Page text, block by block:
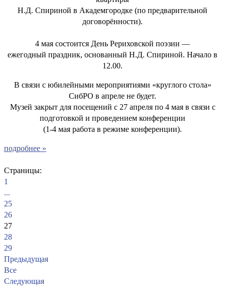
Н.Д. Спириной в Академгородке (по предварительной
договорённости).
4 мая состоится День Рериховской поэзии —
ежегодный праздник, основанный Н.Д. Спириной. Начало в
12.00.
В связи с юбилейными мероприятиями «круглого стола»
СибРО в апреле не будет.
Музей закрыт для посещений с 27 апреля по 4 мая в связи с
подготовкой и проведением конференции
(1-4 мая работа в режиме конференции).
подробнее »
Страницы:
1
...
25
26
27
28
29
Предыдущая
Все
Следующая